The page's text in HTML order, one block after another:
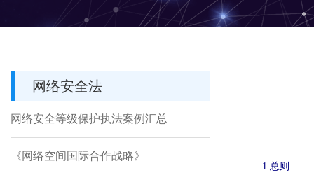
网络安全法
网络安全等级保护执法案例汇总
《网络空间国际合作战略》
1 总则